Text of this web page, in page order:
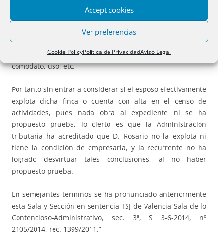
Accept cookies
Ver preferencias
Cookie PolicyPolítica de PrivacidadAviso Legal
obrante al art. 5.1 LIVA antes transcrito, sino que la
cualidad de empresario corresponde a quien ordena
recursos materiales y humanos a la obtención de
producción, pudiendo disponer de tales recursos por
virtud de titularidad dominical, u otro título cualquiera:
comodato, uso, etc.
Por tanto sin entrar a considerar si el esposo efectivamente
explota dicha finca o cuenta con alta en el censo de
actividades, pues nada obra al expediente ni se ha
propuesto prueba, lo cierto es que la Administración
tributaria ha acreditado que D. Rosario no la explota ni
tiene la condición de empresaria, y la recurrente no ha
logrado desvirtuar tales conclusiones, al no haber
propuesto prueba.
En semejantes términos se ha pronunciado anteriormente
esta Sala y Sección en sentencia TSJ de Valencia Sala de lo
Contencioso-Administrativo, sec. 3ª, S 3-6-2014, nº
2105/2014, rec. 1399/2011.”